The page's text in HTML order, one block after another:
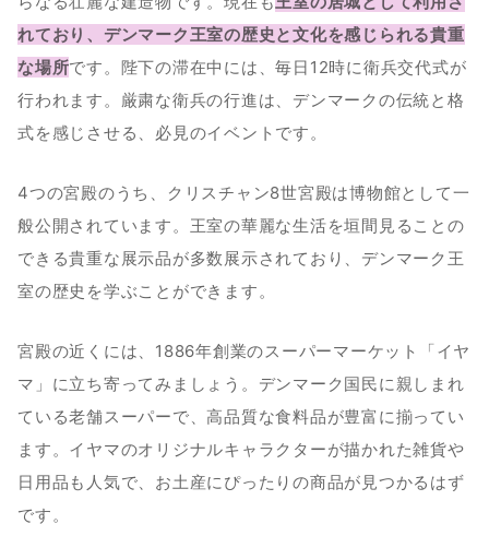
れており、デンマーク王室の歴史と文化を感じられる貴重
な場所です。陛下の滞在中には、毎日12時に衛兵交代式が
行われます。厳粛な衛兵の行進は、デンマークの伝統と格
式を感じさせる、必見のイベントです。
4つの宮殿のうち、クリスチャン8世宮殿は博物館として一
般公開されています。王室の華麗な生活を垣間見ることの
できる貴重な展示品が多数展示されており、デンマーク王
室の歴史を学ぶことができます。
宮殿の近くには、1886年創業のスーパーマーケット「イヤ
マ」に立ち寄ってみましょう。デンマーク国民に親しまれ
ている老舗スーパーで、高品質な食料品が豊富に揃ってい
ます。イヤマのオリジナルキャラクターが描かれた雑貨や
日用品も人気で、お土産にぴったりの商品が見つかるはず
です。